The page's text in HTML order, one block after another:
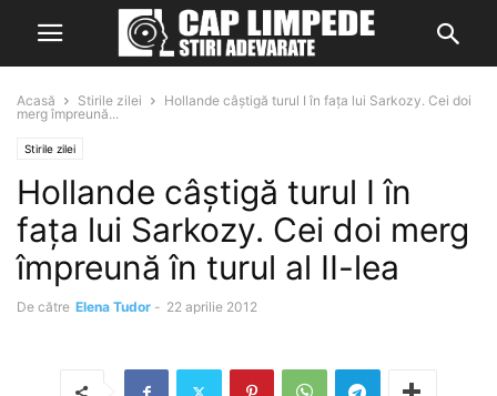
Acasă Stirile zilei
Hollande câștigă turul I în fața lui Sarkozy. Cei doi
merg împreună...
Stirile zilei
Hollande câștigă turul I în
fața lui Sarkozy. Cei doi merg
împreună în turul al II-lea
De către Elena Tudor - 22 aprilie 2012